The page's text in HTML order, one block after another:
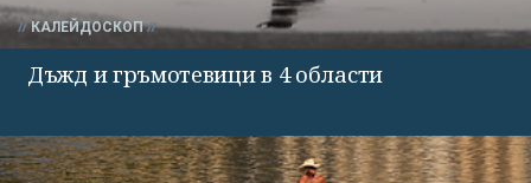
КАЛЕЙДОСКОП
Дъжд и гръмотевици в 4 области